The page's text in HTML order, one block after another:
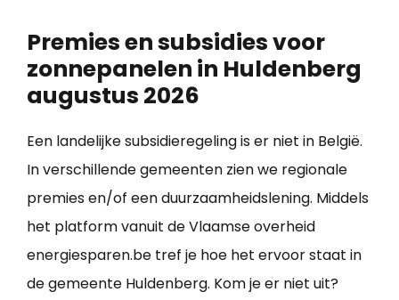
Premies en subsidies voor
zonnepanelen in Huldenberg
augustus 2026
Een landelijke subsidieregeling is er niet in België.
In verschillende gemeenten zien we regionale
premies en/of een duurzaamheidslening. Middels
het platform vanuit de Vlaamse overheid
energiesparen.be tref je hoe het ervoor staat in
de gemeente Huldenberg. Kom je er niet uit?